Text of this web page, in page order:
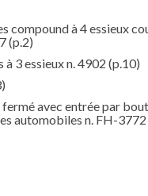
compound à 4 essieux
(p.2)
3 essieux n. 4902 (p.10)
avec entrée par
automobiles n. FH-3772